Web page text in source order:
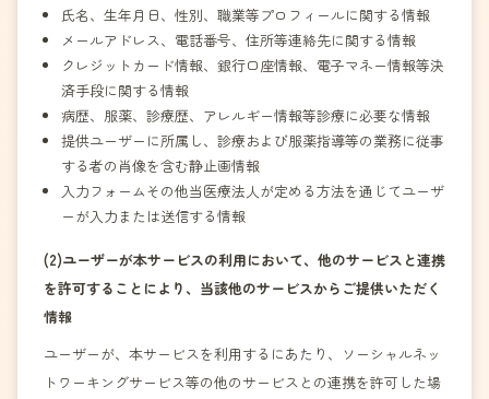
氏名、生年月日、性別、職業等プロフィールに関する情報
メールアドレス、電話番号、住所等連絡先に関する情報
クレジットカード情報、銀行口座情報、電子マネー情報等決
済手段に関する情報
病歴、服薬、診療歴、アレルギー情報等診療に必要な情報
提供ユーザーに所属し、診療および服薬指導等の業務に従事
する者の肖像を含む静止画情報
入力フォームその他当医療法人が定める方法を通じてユーザ
ーが入力または送信する情報
(2)ユーザーが本サービスの利用において、他のサービスと連携
を許可することにより、当該他のサービスからご提供いただく
情報
ユーザーが、本サービスを利用するにあたり、ソーシャルネッ
トワーキングサービス等の他のサービスとの連携を許可した場